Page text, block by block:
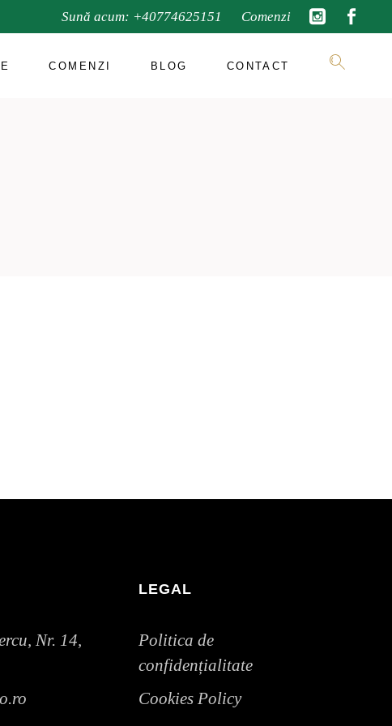
Sună acum: +40774625151 Comenzi
COMENZI BLOG CONTACT
Nr. 14,
LEGAL
Politica de
confidențialitate
Cookies Policy